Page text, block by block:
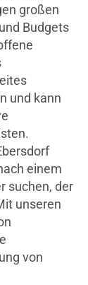
großen
Budgets
und kann
einem
suchen, der
unseren
von